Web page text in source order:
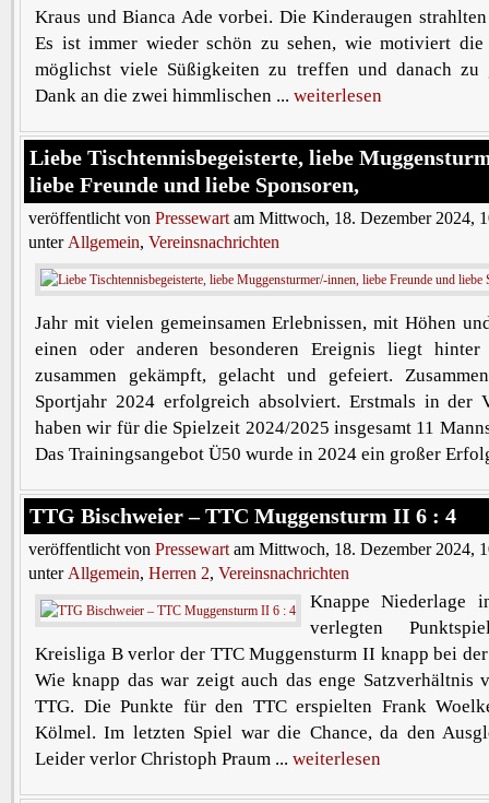
Kraus und Bianca Ade vorbei. Die Kinderaugen
Es ist immer wieder schön zu sehen, wie motiviert
möglichst viele Süßigkeiten zu treffen und danach zu
Dank an die zwei himmlischen ... weiterlesen
Liebe Tischtennisbegeisterte, liebe
liebe Freunde und liebe Sponsoren,
veröffentlicht von Pressewart am Mittwoch, 18. Dezember 2024,
unter Allgemein, Vereinsnachrichten
Jahr mit vielen gemeinsamen Erlebnissen, mit Höhen
einen oder anderen besonderen Ereignis liegt
zusammen gekämpft, gelacht und gefeiert.
Sportjahr 2024 erfolgreich absolviert. Erstmals in der
haben wir für die Spielzeit 2024/2025 insgesamt 11
Das Trainingsangebot Ü50 wurde in 2024 ein großer
TTG Bischweier – TTC Muggensturm II 6 : 4
veröffentlicht von Pressewart am Mittwoch, 18. Dezember 2024,
unter Allgemein, Herren 2, Vereinsnachrichten
Knappe Niederlage
verlegten
Kreisliga B verlor der TTC Muggensturm II knapp bei
Wie knapp das war zeigt auch das enge Satzverhältnis
TTG. Die Punkte für den TTC erspielten Frank
Kölmel. Im letzten Spiel war die Chance, da den
Leider verlor Christoph Praum ... weiterlesen